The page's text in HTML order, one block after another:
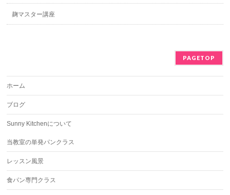
麹マスター講座
PAGETOP
ホーム
ブログ
Sunny Kitchenについて
当教室の単発パンクラス
レッスン風景
食パン専門クラス